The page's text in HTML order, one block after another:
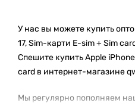
У нас вы можете купить
17, Sim-карти E-sim + Sim
Спешите купить Apple
card в интернет-магазине
Мы регулярно пополняем